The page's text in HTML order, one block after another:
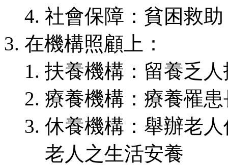
社會保障：貧困救助
在機構照顧上：
扶養機構：留養乏
療養機構：療養罹
休養機構：舉辦老
老人之生活安養